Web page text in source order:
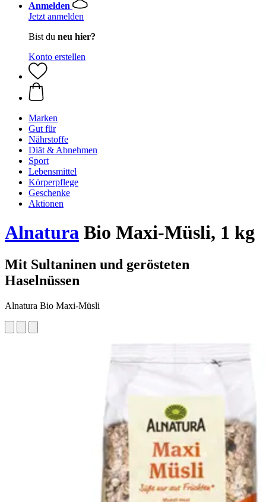
Anmelden
Jetzt anmelden
Bist du neu hier?
Konto erstellen
Marken
Gut für
Nährstoffe
Diät & Abnehmen
Sport
Lebensmittel
Körperpflege
Geschenke
Aktionen
Alnatura Bio Maxi-Müsli, 1 kg
Mit Sultaninen und gerösteten
Haselnüssen
Alnatura Bio Maxi-Müsli